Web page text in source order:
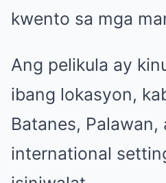
kwento sa mga
Ang pelikula ay
ibang lokasyon,
Batanes, Palawan,
international